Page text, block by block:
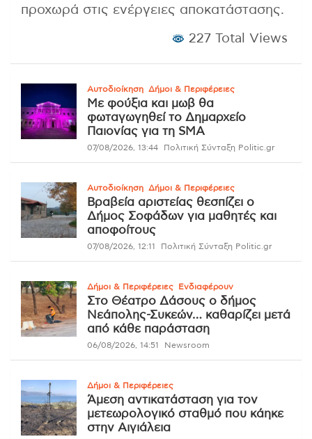
προχωρά στις ενέργειες αποκατάστασης.
227 Total Views
Αυτοδιοίκηση Δήμοι & Περιφέρειες
Με φούξια και μωβ θα
φωταγωγηθεί το Δημαρχείο
Παιονίας για τη SMA
07/08/2026, 13:44 Πολιτική Σύνταξη Politic.gr
Αυτοδιοίκηση Δήμοι & Περιφέρειες
Βραβεία αριστείας θεσπίζει ο
Δήμος Σοφάδων για μαθητές και
αποφοίτους
07/08/2026, 12:11 Πολιτική Σύνταξη Politic.gr
Δήμοι & Περιφέρειες Ενδιαφέρουν
Στο Θέατρο Δάσους ο δήμος
Νεάπολης-Συκεών… καθαρίζει μετά
από κάθε παράσταση
06/08/2026, 14:51 Newsroom
Δήμοι & Περιφέρειες
Άμεση αντικατάσταση για τον
μετεωρολογικό σταθμό που κάηκε
στην Αιγιάλεια